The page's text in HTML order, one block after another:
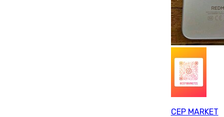
CEP MARKET